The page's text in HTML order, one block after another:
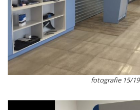
fotografie 15/19